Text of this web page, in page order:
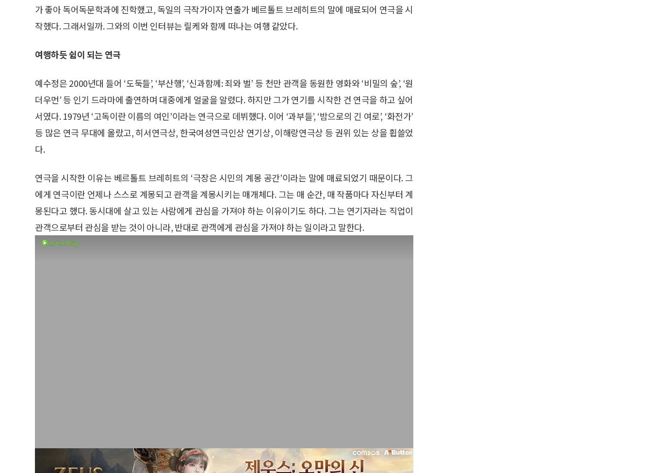
가 좋아 독어독문학과에 진학했고, 독일의 극작가이자 연출가 베르톨트 브레히트의 말에 매료되어 연극을 시
작했다. 그래서일까. 그와의 이번 인터뷰는 릴케와 함께 떠나는 여행 같았다.
여행하듯 쉼이 되는 연극
예수정은 2000년대 들어 ‘도둑들’, ‘부산행’, ‘신과함께: 죄와 벌’ 등 천만 관객을 동원한 영화와 ‘비밀의 숲’, ‘원
더우먼’ 등 인기 드라마에 출연하며 대중에게 얼굴을 알렸다. 하지만 그가 연기를 시작한 건 연극을 하고 싶어
서였다. 1979년 ‘고독이란 이름의 여인’이라는 연극으로 데뷔했다. 이어 ‘과부들’, ‘밤으로의 긴 여로’, ‘화전가’
등 많은 연극 무대에 올랐고, 히서연극상, 한국여성연극인상 연기상, 이해랑연극상 등 권위 있는 상을 휩쓸었
다.
연극을 시작한 이유는 베르톨트 브레히트의 ‘극장은 시민의 계몽 공간’이라는 말에 매료되었기 때문이다. 그
에게 연극이란 언제나 스스로 계몽되고 관객을 계몽시키는 매개체다. 그는 매 순간, 매 작품마다 자신부터 계
몽된다고 했다. 동시대에 살고 있는 사람에게 관심을 가져야 하는 이유이기도 하다. 그는 연기자라는 직업이
관객으로부터 관심을 받는 것이 아니라, 반대로 관객에게 관심을 가져야 하는 일이라고 말한다.